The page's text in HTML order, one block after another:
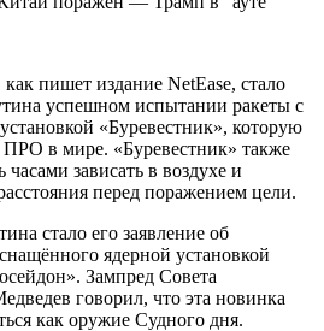
пишет издание NetEase, стало
успешном испытании ракеты с
«Буревестник», которую
в мире. «Буревестник» также
часами зависать в воздухе и
перед поражением цели.
стало его заявление об
ядерной установкой
Зампред Совета
говорил, что эта новинка
как оружие Судного дня.